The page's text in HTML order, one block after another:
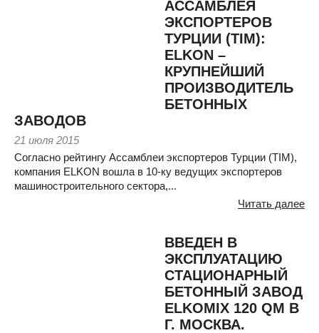
АССАМБЛЕЯ
ЭКСПОРТЕРОВ
ТУРЦИИ (TIM):
ELKON –
КРУПНЕЙШИЙ
ПРОИЗВОДИТЕЛЬ
БЕТОННЫХ
ЗАВОДОВ
21 июля 2015
Согласно рейтингу Ассамблеи экспортеров Турции (TIM),
компания ELKON вошла в 10-ку ведущих экспортеров
машиностроительного сектора,...
Читать далее
ВВЕДЕН В
ЭКСПЛУАТАЦИЮ
СТАЦИОНАРНЫЙ
БЕТОННЫЙ ЗАВОД
ELKOMIX 120 QM В
Г. МОСКВА.